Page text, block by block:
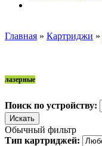
Главная » Картриджи »
лазерные
Поиск по устройству:
Обычный фильтр
Тип картриджей: